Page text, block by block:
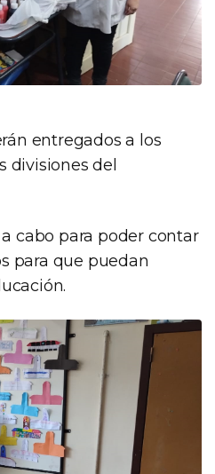
entregados a los
divisiones del
cabo para poder contar
para que puedan